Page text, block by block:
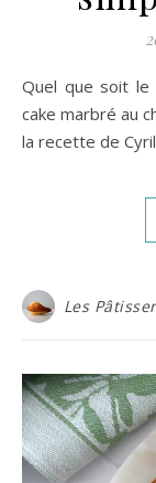
Quel que soit le moment de l’année ou de la journée, le
cake marbré au
la recette de
Les